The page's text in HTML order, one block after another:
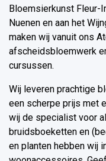
Bloemsierkunst Fleur-
Nuenen en aan het
maken wij vanuit ons
afscheidsbloemwerk
cursussen.
Wij leveren prachtige
een scherpe prijs met
wij de specialist voor
bruidsboeketten en
en planten hebben wij